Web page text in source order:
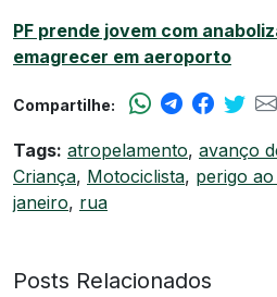
PF prende jovem com
emagrecer em aeroporto
Compartilhe:
Tags: atropelamento, avanço
Criança, Motociclista, perigo
janeiro, rua
Posts Relacionados